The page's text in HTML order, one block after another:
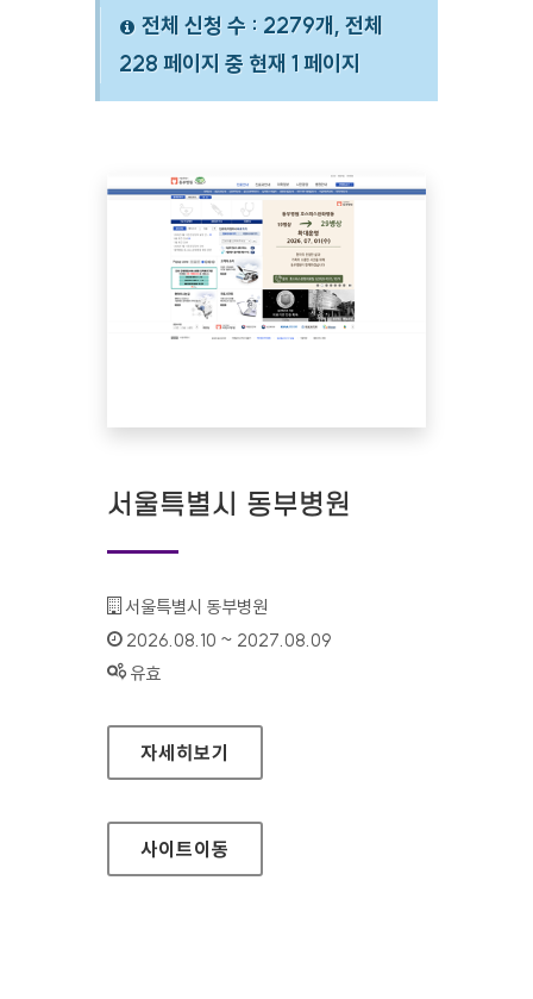
전체 신청 수 : 2279개, 전체
228 페이지 중 현재 1 페이지
서울특별시 동부병원
기관명 :
서울특별시 동부병원
인증기간 :
2026.08.10 ~ 2027.08.09
상태 :
유효
서울특별시 동부병원
자세히보기
사이트이동